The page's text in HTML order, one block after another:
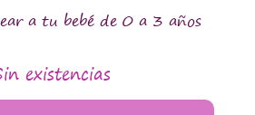
a tu bebé de 0 a 3 años
existencias